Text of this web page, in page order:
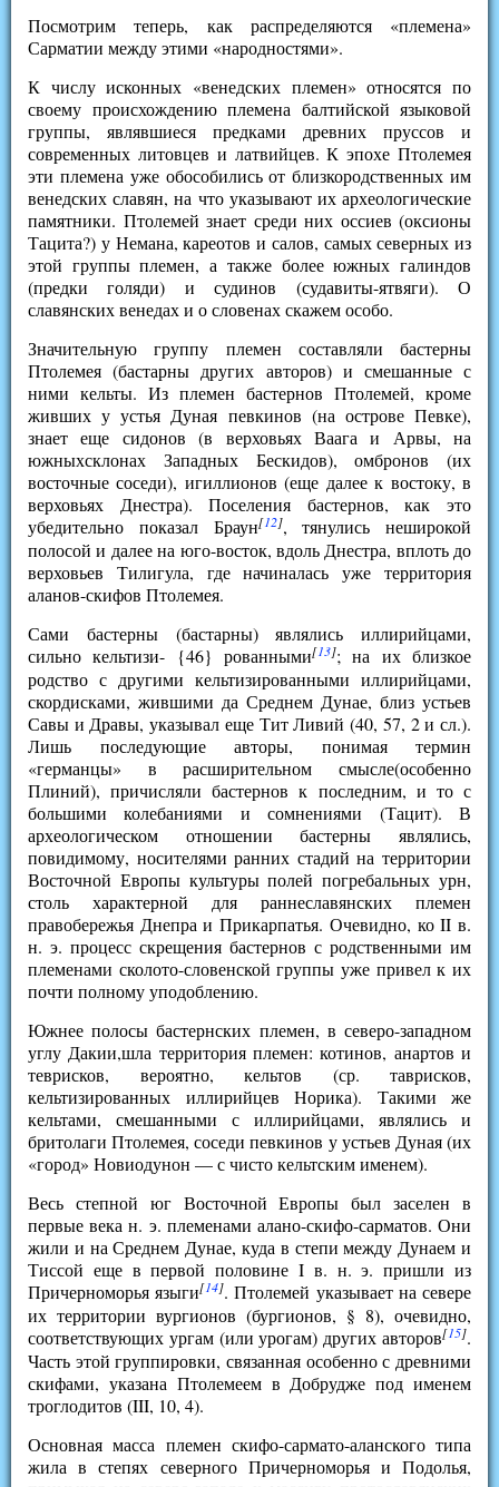
Посмотрим теперь, как распределяются «племена»
Сарматии между этими «народностями».
К числу исконных «венедских племен» относятся по
своему проис­хождению племена балтийской языковой
группы, являвшиеся предками древних пруссов и
современных литовцев и латвийцев. К эпохе Птолемея
эти племена уже обособились от близкородственных им
венедских славян, на что указывают их археологические
памятники. Птолемей знает среди них оссиев (оксионы
Тацита?) у Немана, кареотов и салов, самых северных из
этой группы племен, а также более южных галиндов
(предки голяди) и судинов (судавиты-ятвяги). О
славянских венедах и о словенах скажем особо.
Значительную группу племен составляли бастерны
Птолемея (бастарны других авторов) и смешанные с
ними кельты. Из племен бастернов Птолемей, кроме
живших у устья Дуная певкинов (на острове Певке),
знает еще сидонов (в верховьях Ваага и Арвы, на
южныхсклонах Западных Бескидов), омбронов (их
восточные соседи), игиллионов (еще далее к востоку, в
верховьях Днестра). Поселения бастернов, как это
убедительно показал Браун[12], тянулись неширокой
полосой и далее на юго-восток, вдоль Днестра, вплоть до
верховьев Тилигула, где начиналась уже территория
аланов-скифов Птолемея.
Сами бастерны (бастарны) являлись иллирийцами,
сильно кельтизи- {46} рованными[13]; на их близкое
родство с другими кельтизированными иллирийцами,
скордисками, жившими да Среднем Дунае, близ устьев
Савы и Дравы, указывал еще Тит Ливий (40, 57, 2 и сл.).
Лишь последующие авторы, понимая термин
«германцы» в расширительном смысле(особенно
Плиний), причисляли бастернов к последним, и то с
большими колебаниями и сомнениями (Тацит). В
археологическом отношении бастерны являлись,
повидимому, носителями ранних стадий на территории
Восточной Европы культуры полей погребальных урн,
столь характерной для раннеславянских племен
правобережья Днепра и Прикарпатья. Очевидно, ко II в.
н. э. процесс скрещения бастернов с родственными им
племенами сколото-словенской группы уже привел к их
почти полному уподоблению.
Южнее полосы бастернских племен, в северо-западном
углу Дакии,шла территория племен: котинов, анартов и
теврисков, вероятно, кельтов (ср. таврисков,
кельтизированных иллирийцев Норика). Такими же
кельтами, смешанными с иллирийцами, являлись и
бритолаги Птолемея, соседи певкинов у устьев Дуная (их
«город» Новиодунон — с чисто кельтским именем).
Весь степной юг Восточной Европы был заселен в
первые века н. э. племенами алано-скифо-сарматов. Они
жили и на Среднем Дунае, куда в степи между Дунаем и
Тиссой еще в первой половине I в. н. э. пришли из
Причерноморья языги[14]. Птолемей указывает на севере
их территории вургионов (бургионов, § 8), очевидно,
соответствующих ургам (или урогам) других авторов[15].
Часть этой группировки, связанная особенно с древними
скифами, указана Птолемеем в Добрудже под именем
троглодитов (III, 10, 4).
Основная масса племен скифо-сармато-аланского типа
жила в степях северного Причерноморья и Подолья,